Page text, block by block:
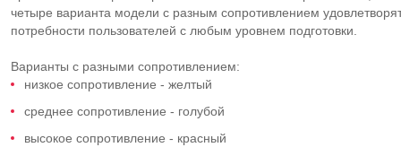
четыре варианта модели с разным сопротивлением
потребности пользователей с любым уровнем подготовки.
Варианты с разными сопротивлением:
низкое сопротивление - желтый
среднее сопротивление - голубой
высокое сопротивление - красный